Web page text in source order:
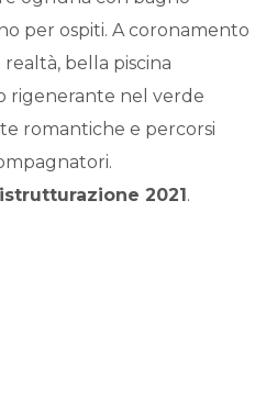
per ospiti. A coronamento
bella piscina
rigenerante nel verde
romantiche e percorsi
2021.